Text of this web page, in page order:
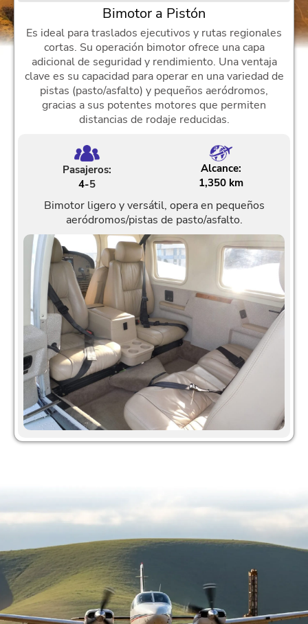
Bimotor a Pistón
Es ideal para traslados ejecutivos y rutas regionales
cortas. Su operación bimotor ofrece una capa
adicional de seguridad y rendimiento. Una ventaja
clave es su capacidad para operar en una variedad de
pistas (pasto/asfalto) y pequeños aeródromos,
gracias a sus potentes motores que permiten
distancias de rodaje reducidas.
Pasajeros:
4-5
Alcance:
1,350 km
Bimotor ligero y versátil, opera en pequeños
aeródromos/pistas de pasto/asfalto.